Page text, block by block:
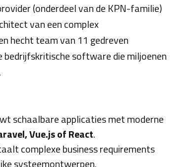
(onderdeel van de KPN-familie)
van een complex
hecht team van 11 gedreven
bedrijfskritische software die miljoenen
schaalbare applicaties met moderne
Vue.js of React.
complexe business requirements
systeemontwerpen.